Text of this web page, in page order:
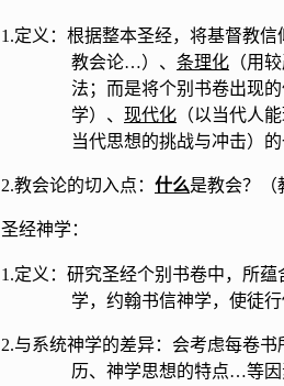
1.定义：根据整本圣经，将基督教信
教会论…）、 条理化 （用
法；而是将个别书卷出现
学）、 现代化 （以当代人
当代思想的挑战与冲击）
2.教会论的切入点： 什么是教会？（
圣经神学：
1.定义：研究圣经个别书卷中，所
学，约翰书信神学，使徒
2.与系统神学的差异：会考虑每卷
历、神学思想的特点…等